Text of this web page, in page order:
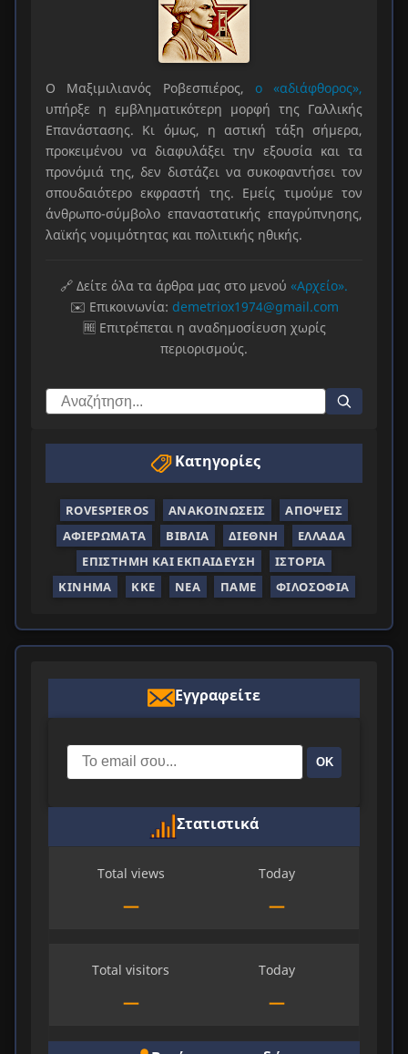
Ο Μαξιμιλιανός Ροβεσπιέρος, ο «αδιάφθορος»,
υπήρξε η εμβληματικότερη μορφή της Γαλλικής
Επανάστασης. Κι όμως, η αστική τάξη σήμερα,
προκειμένου να διαφυλάξει την εξουσία και τα
προνόμιά της, δεν διστάζει να συκοφαντήσει τον
σπουδαιότερο εκφραστή της. Εμείς τιμούμε τον
άνθρωπο-σύμβολο επαναστατικής επαγρύπνησης,
λαϊκής νομιμότητας και πολιτικής ηθικής.
🔗 Δείτε όλα τα άρθρα μας στο μενού «Αρχείο».
✉️ Επικοινωνία: demetriox1974@gmail.com
🆓 Επιτρέπεται η αναδημοσίευση χωρίς
περιορισμούς.
Κατηγορίες
ROVESPIEROS ΑΝΑΚΟΙΝΏΣΕΙΣ
ΑΠΌΨΕΙΣ
ΑΦΙΕΡΏΜΑΤΑ
ΒΙΒΛΊΑ ΔΙΕΘΝΉ
ΕΛΛΆΔΑ
ΕΠΙΣΤΉΜΗ ΚΑΙ ΕΚΠΑΊΔΕΥΣΗ
ΙΣΤΟΡΊΑ
ΚΊΝΗΜΑ
ΚΚΕ ΝΈΑ ΠΑΜΕ ΦΙΛΟΣΟΦΊΑ
Εγγραφείτε
ΟΚ
Στατιστικά
Total views
—
Today
—
Total visitors
—
Today
—